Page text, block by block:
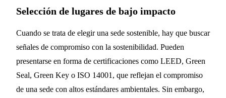
Selección de lugares de bajo impacto
Cuando se trata de elegir una sede sostenible, hay que buscar
señales de compromiso con la sostenibilidad. Pueden
presentarse en forma de certificaciones como LEED, Green
Seal, Green Key o ISO 14001, que reflejan el compromiso
de una sede con altos estándares ambientales. Sin embargo,